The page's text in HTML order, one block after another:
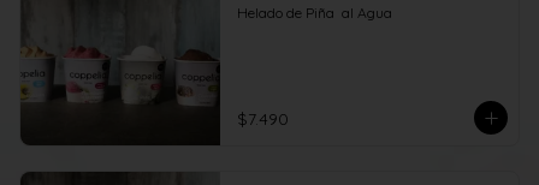
Helado de Piña  al Agua
$7.490